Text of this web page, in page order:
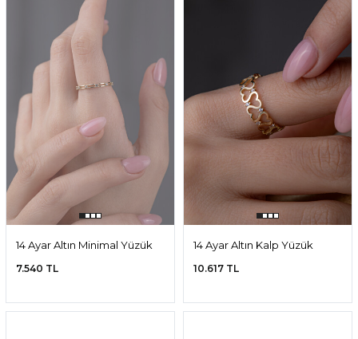
14 Ayar Altın Minimal Yüzük
7.540 TL
14 Ayar Altın Kalp Yüzük
10.617 TL